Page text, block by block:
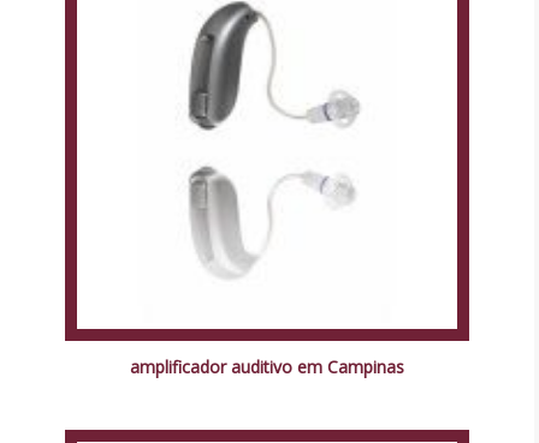
amplificador auditivo em Campinas